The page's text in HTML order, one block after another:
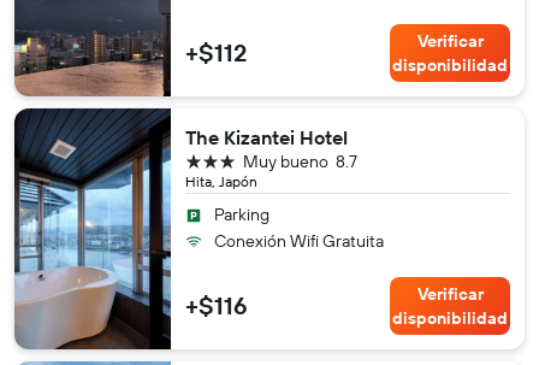
+$112
Verificar
disponibilidad
The Kizantei Hotel
Hita, Japón
8.7
Muy bueno
3 estrellas
Parking
Conexión Wifi Gratuita
+$116
Verificar
disponibilidad